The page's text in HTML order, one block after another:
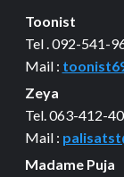
Toonist
Tel . 092-541-
Mail :
Zeya
Tel. 063-412-
Mail :
Madame Puja